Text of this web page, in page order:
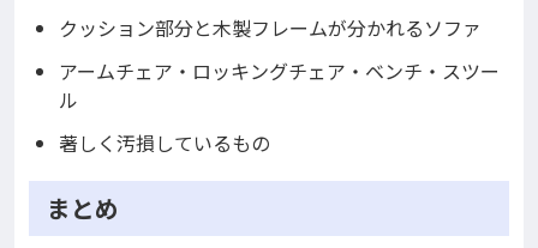
クッション部分と木製フレームが分かれるソファ
アームチェア・ロッキングチェア・ベンチ・スツー
ル
著しく汚損しているもの
まとめ